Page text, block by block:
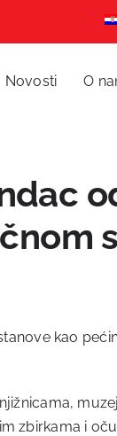
Novosti O
kao
zbirkama i